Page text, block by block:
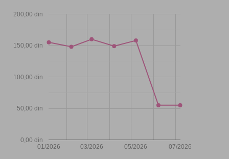
01/2026 03/2026 05/2026 07/2026
0,00 din
50,00 din
100,00 din
150,00 din
200,00 din